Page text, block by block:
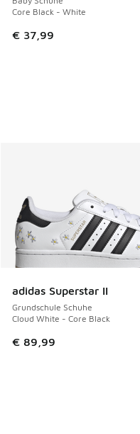
Core Black - White
€ 37,99
adidas Superstar II
Grundschule Schuhe
Cloud White - Core Black
€ 89,99